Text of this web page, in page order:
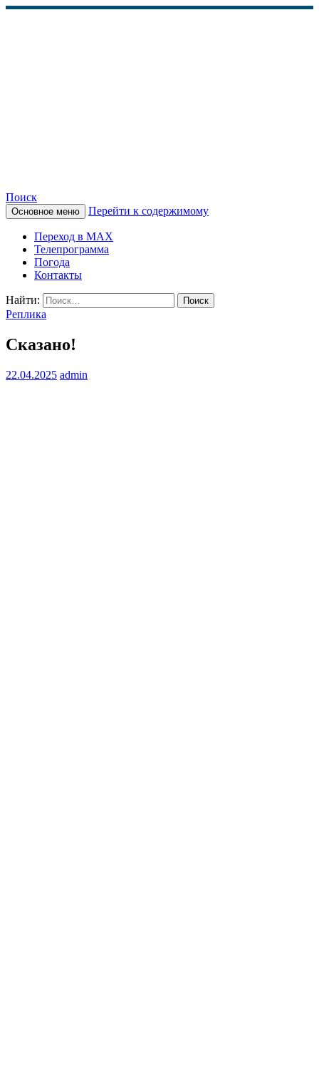
КАМЧАТСКОЕ
ИНФОРМАЦИОННОЕ
АГЕНТСТВО (КИА
«ВЕСТИ»)
Поиск
Основное меню Перейти к содержимому
Переход в MAX
Телепрограмма
Погода
Контакты
Найти:
Реплика
Сказано!
22.04.2025 admin